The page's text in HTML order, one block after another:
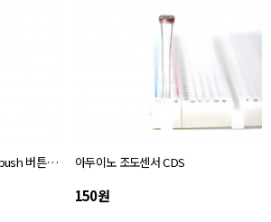
아두이노 택트 스위치 tact push 버튼 12 X 12 아두이노 조도센서 CDS
150원